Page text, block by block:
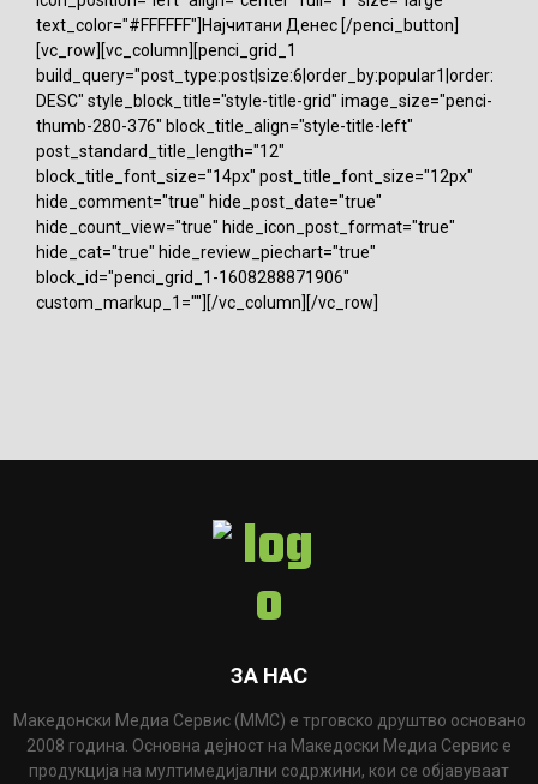
text_color="#FFFFFF"]Најчитани Денес [/penci_button]
[vc_row][vc_column][penci_grid_1
build_query="post_type:post|size:6|order_by:popular1|order:
DESC" style_block_title="style-title-grid" image_size="penci-
thumb-280-376" block_title_align="style-title-left"
post_standard_title_length="12"
block_title_font_size="14px" post_title_font_size="12px"
hide_comment="true" hide_post_date="true"
hide_count_view="true" hide_icon_post_format="true"
hide_cat="true" hide_review_piechart="true"
block_id="penci_grid_1-1608288871906"
custom_markup_1=""][/vc_column][/vc_row]
ЗА НАС
Македонски Медиа Сервис (ММС) е трговско друштво основано
2008 година. Основна дејност на Македоски Медиа Сервис е
продукција на мултимедијални содржини, кои се објавуваат